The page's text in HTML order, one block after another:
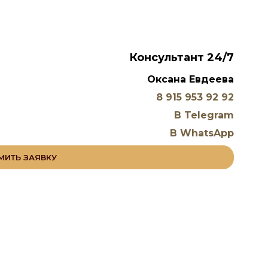
Консультант 24/7
Оксана Евдеева
8 915 953 92 92
В Telegram
В WhatsApp
ЗАЯВКУ